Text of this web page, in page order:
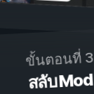
ขั้นตอนที่ 3
สลับ Mod